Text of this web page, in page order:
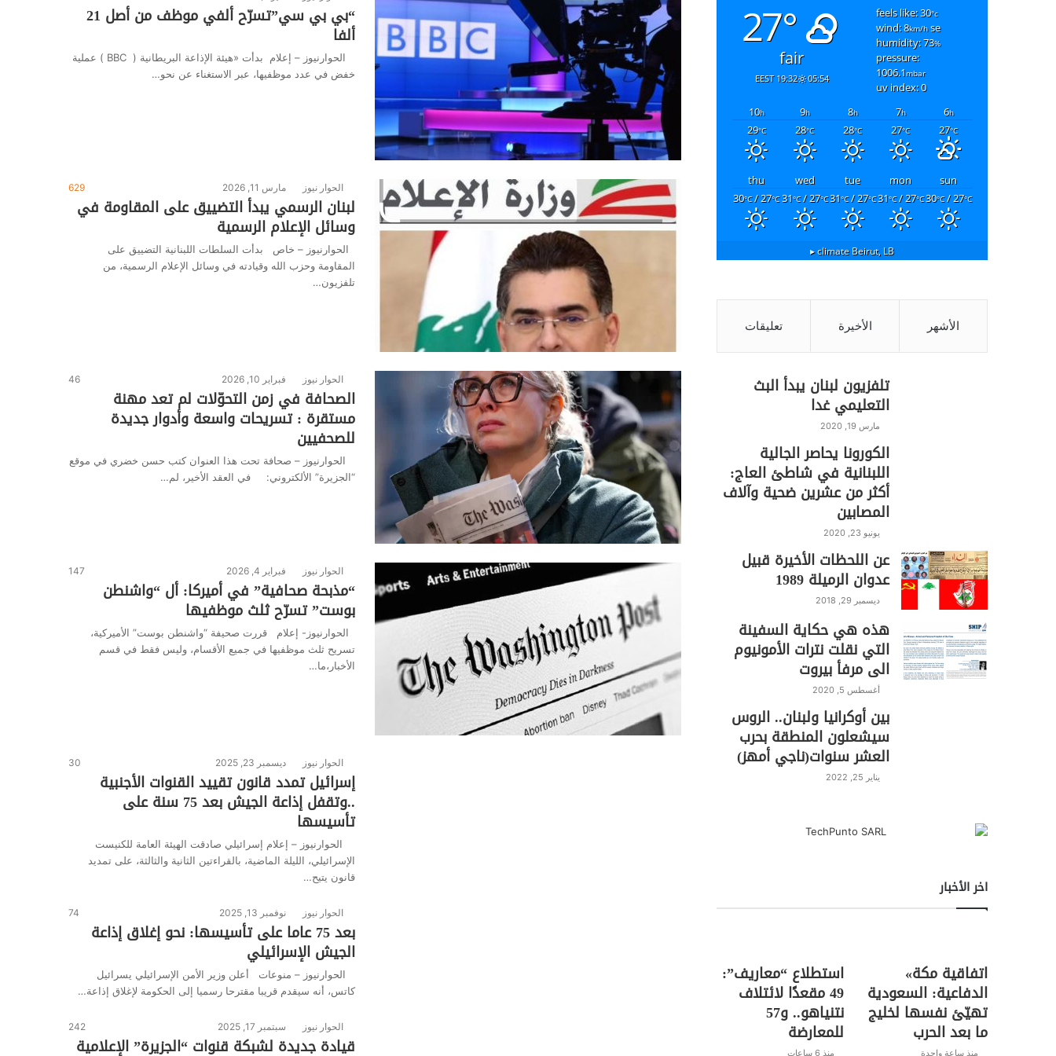
“بي بي سي”تسرّح ألفي موظف من أصل 21
ألفا
الحوارنيوز – إعلام بدأت «هيئة الإذاعة البريطانية ( BBC ) عملية
خفض في عدد موظفيها، عبر الاستغناء عن نحو…
الحوار نيوز مارس 11, 2026 629
لبنان الرسمي يبدأ التضييق على المقاومة في
وسائل الإعلام الرسمية
الحوارنيوز – خاص بدأت السلطات اللبنانية التضييق على
المقاومة وحزب الله وقيادته في وسائل الإعلام الرسمية، من
تلفزيون…
الحوار نيوز فبراير 10, 2026 46
الصحافة في زمن التحوّلات لم تعد مهنة
مستقرة : تسريحات واسعة وأدوار جديدة
للصحفيين
الحوارنيوز – صحافة تحت هذا العنوان كتب حسن خضري في موقع
“الجزيرة” الألكتروني: في العقد الأخير، لم…
الحوار نيوز فبراير 4, 2026 147
“مذبحة صحافية” في أميركا: أل “واشنطن
بوست” تسرّح ثلث موظفيها
الحوارنيوز- إعلام قررت صحيفة “واشنطن بوست” الأميركية،
تسريح ثلث موظفيها في جميع الأقسام، وليس فقط في قسم
الأخبار،ما…
الحوار نيوز ديسمبر 23, 2025 30
إسرائيل تمدد قانون تقييد القنوات الأجنبية
..وتقفل إذاعة الجيش بعد 75 سنة على
تأسيسها
الحوارنيوز – إعلام إسرائيلي صادقت الهيئة العامة للكنيست
الإسرائيلي، الليلة الماضية، بالقراءتين الثانية والثالثة، على تمديد
قانون يتيح…
الحوار نيوز نوفمبر 13, 2025 74
بعد 75 عاما على تأسيسها: نحو إغلاق إذاعة
الجيش الإسرائيلي
الحوارنيوز – منوعات أعلن وزير الأمن الإسرائيلي يسرائيل
كاتس، أنه سيقدم قريبا مقترحا رسميا إلى الحكومة لإغلاق إذاعة…
الحوار نيوز سبتمبر 17, 2025 242
قيادة جديدة لشبكة قنوات “الجزيرة” الإعلامية
27°
fair
05:54
19:32 EEST
feels like: 30°c
wind: 8km/hse
humidity: 73%
pressure:
1006.1mbar
uv index: 0
6h
7h
8h
9h
10h
27°C
27°C
28°C
28°C
29°C
sun
mon
tue
wed
thu
30°C/ 27°C
31°C/ 27°C
31°C/ 27°C
31°C/ 27°C
30°C/ 27°C
Beirut, LB
الأشهر الأخيرة تعليقات
تلفزيون لبنان يبدأ البث
التعليمي غدا
مارس 19, 2020
الكورونا يحاصر الجالية
اللبنانية في شاطئ العاج:
أكثر من عشرين ضحية وآلاف
المصابين
يونيو 23, 2020
عن اللحظات الأخيرة قبيل
عدوان الرميلة 1989
ديسمبر 29, 2018
هذه هي حكاية السفينة
التي نقلت نترات الأمونيوم
الى مرفأ بيروت
أغسطس 5, 2020
بين أوكرانيا ولبنان.. الروس
سيشعلون المنطقة بحرب
العشر سنوات(ناجي أمهز)
يناير 25, 2022
اخر الأخبار
اتفاقية مكة»
الدفاعية: السعودية
تهيّئ نفسها لخليج
ما بعد الحرب
منذ ساعة واحدة
استطلاع “معاريف”:
49 مقعدًا لائتلاف
نتنياهو.. و57
للمعارضة
منذ 6 ساعات